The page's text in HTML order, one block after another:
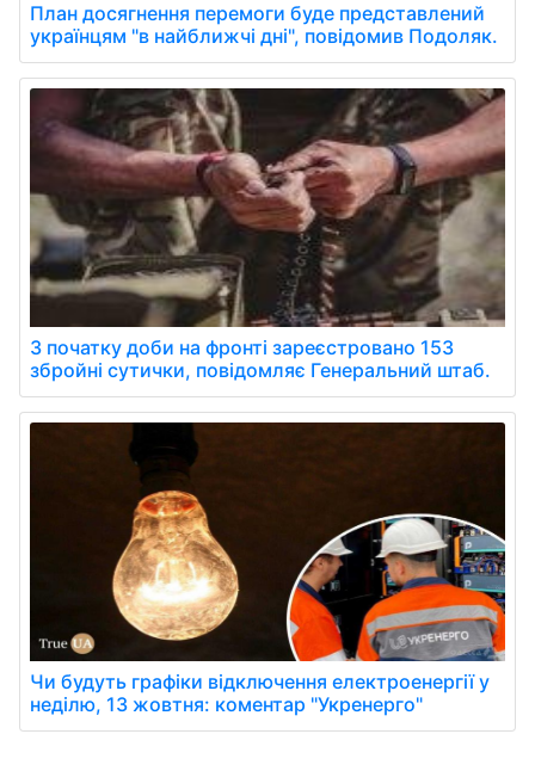
План досягнення перемоги буде представлений
українцям "в найближчі дні", повідомив Подоляк.
З початку доби на фронті зареєстровано 153
збройні сутички, повідомляє Генеральний штаб.
Чи будуть графіки відключення електроенергії у
неділю, 13 жовтня: коментар "Укренерго"